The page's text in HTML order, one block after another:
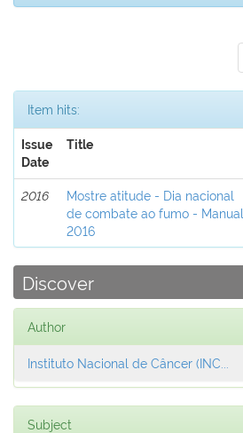
Item hits:
Issue
Date
Title
2016
Mostre atitude - Dia nacional
de combate ao fumo - Manual
2016
Discover
Author
Instituto Nacional de Câncer (INC...
Subject